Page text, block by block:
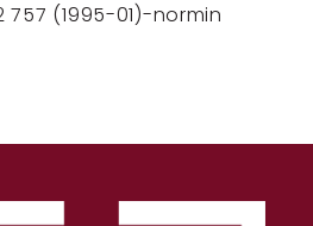
(1995-01)-normin